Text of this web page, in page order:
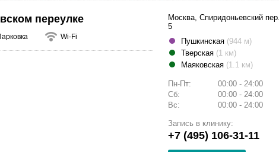
переулке
Wi-Fi
Москва, Спиридоньевский
5
Пушкинская (944 м)
Тверская (1 км)
Маяковская (1.1 км)
Пн-Пт:
00:00 - 24:00
Сб:
00:00 - 24:00
Вс:
00:00 - 24:00
Запись в клинику:
+7 (495) 106-31-11